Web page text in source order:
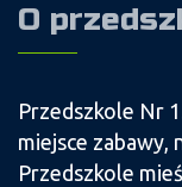
O
Przedszkole Nr
miejsce zabawy,
Przedszkole